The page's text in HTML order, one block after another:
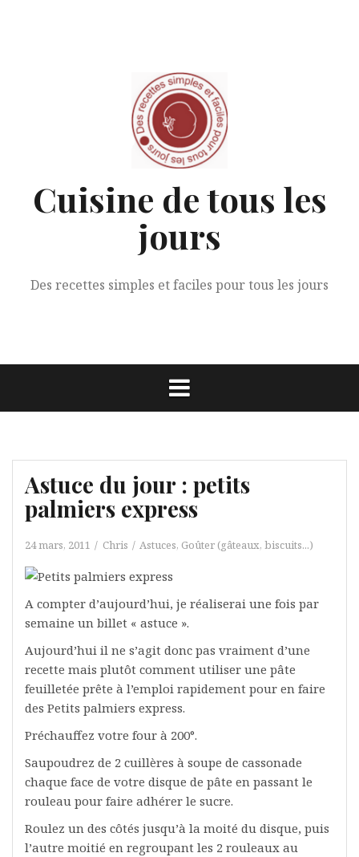
Cuisine de tous les
jours
Des recettes simples et faciles pour tous les jours
Astuce du jour : petits
palmiers express
24 mars, 2011 Chris Astuces, Goûter (gâteaux, biscuits...)
A compter d’aujourd’hui, je réaliserai une fois par
semaine un billet « astuce ».
Aujourd’hui il ne s’agit donc pas vraiment d’une
recette mais plutôt comment utiliser une pâte
feuilletée prête à l’emploi rapidement pour en faire
des Petits palmiers express.
Préchauffez votre four à 200°.
Saupoudrez de 2 cuillères à soupe de cassonade
chaque face de votre disque de pâte en passant le
rouleau pour faire adhérer le sucre.
Roulez un des côtés jusqu’à la moité du disque, puis
l’autre moitié en regroupant les 2 rouleaux au